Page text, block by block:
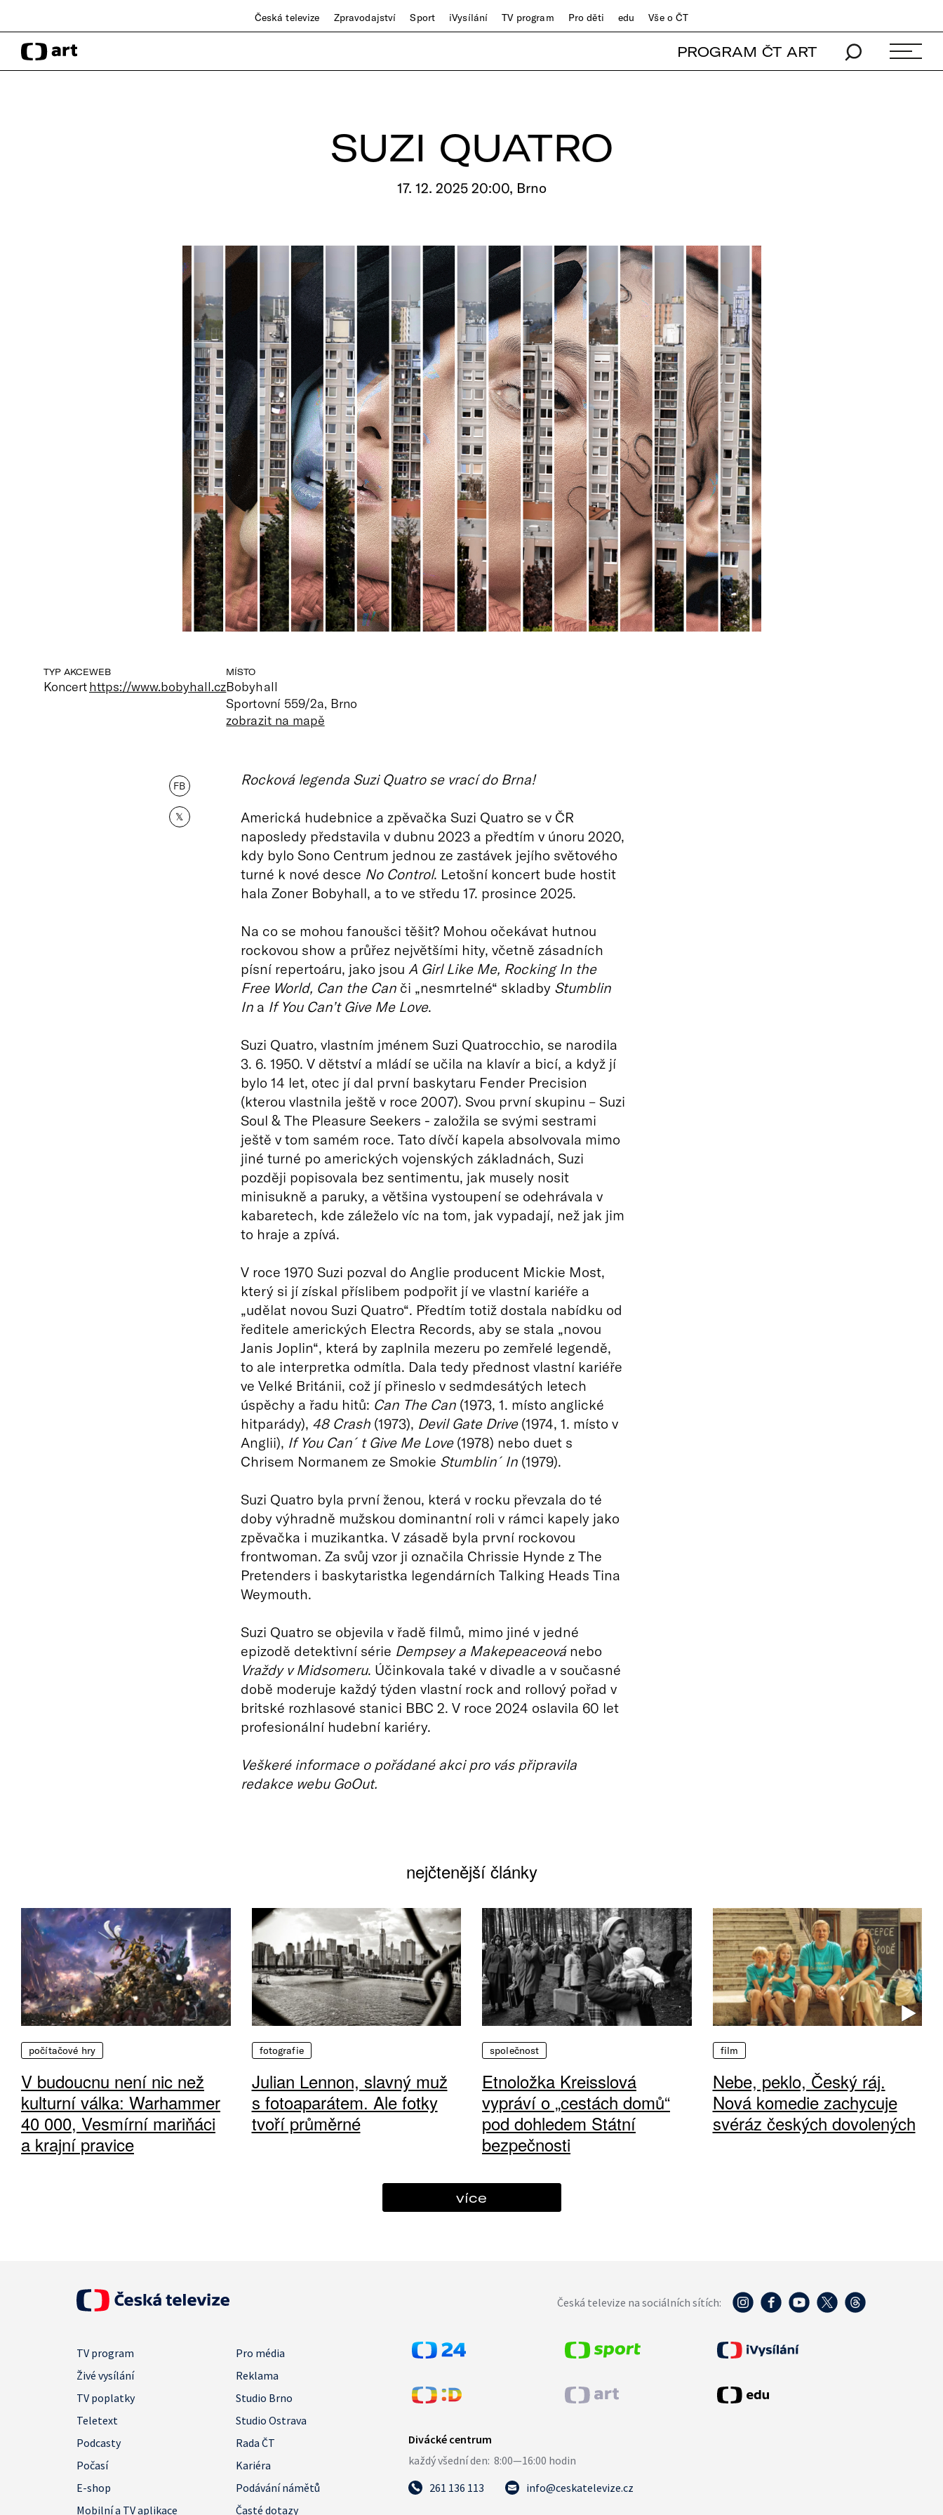
Česká televize Zpravodajství Sport iVysílání TV program Pro děti edu Vše o ČT
PROGRAM ČT ART
SUZI QUATRO
17. 12. 2025 20:00, Brno
TYP AKCE
Koncert
WEB
https://www.bobyhall.cz
MÍSTO
Bobyhall
Sportovní 559/2a, Brno
zobrazit na mapě
FB
𝕏
Rocková legenda Suzi Quatro se vrací do Brna!
Americká hudebnice a zpěvačka Suzi Quatro se v ČR
naposledy představila v dubnu 2023 a předtím v únoru 2020,
kdy bylo Sono Centrum jednou ze zastávek jejího světového
turné k nové desce No Control. Letošní koncert bude hostit
hala Zoner Bobyhall, a to ve středu 17. prosince 2025.
Na co se mohou fanoušci těšit? Mohou očekávat hutnou
rockovou show a průřez největšími hity, včetně zásadních
písní repertoáru, jako jsou A Girl Like Me, Rocking In the
Free World, Can the Canči „nesmrtelné“ skladby Stumblin
Ina If You Can’t Give Me Love.
Suzi Quatro, vlastním jménem Suzi Quatrocchio, se narodila
3. 6. 1950. V dětství a mládí se učila na klavír a bicí, a když jí
bylo 14 let, otec jí dal první baskytaru Fender Precision
(kterou vlastnila ještě v roce 2007). Svou první skupinu – Suzi
Soul & The Pleasure Seekers - založila se svými sestrami
ještě v tom samém roce. Tato dívčí kapela absolvovala mimo
jiné turné po amerických vojenských základnách, Suzi
později popisovala bez sentimentu, jak musely nosit
minisukně a paruky, a většina vystoupení se odehrávala v
kabaretech, kde záleželo víc na tom, jak vypadají, než jak jim
to hraje a zpívá.
V roce 1970 Suzi pozval do Anglie producent Mickie Most,
který si jí získal příslibem podpořit jí ve vlastní kariéře a
„udělat novou Suzi Quatro“. Předtím totiž dostala nabídku od
ředitele amerických Electra Records, aby se stala „novou
Janis Joplin“, která by zaplnila mezeru po zemřelé legendě,
to ale interpretka odmítla. Dala tedy přednost vlastní kariéře
ve Velké Británii, což jí přineslo v sedmdesátých letech
úspěchy a řadu hitů: Can The Can(1973, 1. místo anglické
hitparády), 48 Crash(1973), Devil Gate Drive(1974, 1. místo v
Anglii), If You Can´t Give Me Love(1978) nebo duet s
Chrisem Normanem ze Smokie Stumblin´In(1979).
Suzi Quatro byla první ženou, která v rocku převzala do té
doby výhradně mužskou dominantní roli v rámci kapely jako
zpěvačka i muzikantka. V zásadě byla první rockovou
frontwoman. Za svůj vzor ji označila Chrissie Hynde z The
Pretenders i baskytaristka legendárních Talking Heads Tina
Weymouth.
Suzi Quatro se objevila v řadě filmů, mimo jiné v jedné
epizodě detektivní série Dempsey a Makepeaceovánebo
Vraždy v Midsomeru. Účinkovala také v divadle a v současné
době moderuje každý týden vlastní rock and rollový pořad v
britské rozhlasové stanici BBC 2. V roce 2024 oslavila 60 let
profesionální hudební kariéry.
Veškeré informace o pořádané akci pro vás připravila
redakce webu GoOut.
nejčtenější články
počítačové hry
V budoucnu není nic než
kulturní válka: Warhammer
40 000, Vesmírní mariňáci
a krajní pravice
fotografie
Julian Lennon, slavný muž
s fotoaparátem. Ale fotky
tvoří průměrné
společnost
Etnoložka Kreisslová
vypráví o „cestách domů“
pod dohledem Státní
bezpečnosti
film
Nebe, peklo, Český ráj.
Nová komedie zachycuje
svéráz českých dovolených
více
Česká televize na sociálních sítích:
TV program
Pro média
Živé vysílání
Reklama
TV poplatky
Studio Brno
Teletext
Studio Ostrava
Podcasty
Rada ČT
Počasí
Kariéra
E-shop
Podávání námětů
Mobilní a TV aplikace
Časté dotazy
261 136 113 info@ceskatelevize.cz